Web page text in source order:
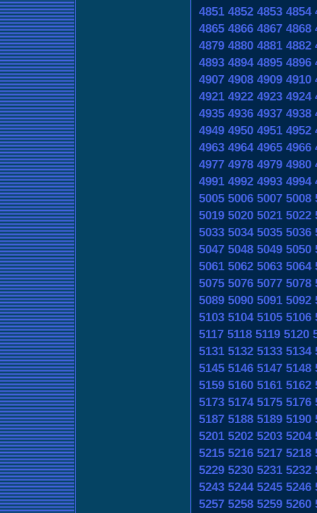
4851 4852 4853 4854
4865 4866 4867 4868
4879 4880 4881 4882
4893 4894 4895 4896
4907 4908 4909 4910
4921 4922 4923 4924
4935 4936 4937 4938
4949 4950 4951 4952
4963 4964 4965 4966
4977 4978 4979 4980
4991 4992 4993 4994
5005 5006 5007 5008
5019 5020 5021 5022
5033 5034 5035 5036
5047 5048 5049 5050
5061 5062 5063 5064
5075 5076 5077 5078
5089 5090 5091 5092
5103 5104 5105 5106
5117 5118 5119 5120
5131 5132 5133 5134
5145 5146 5147 5148
5159 5160 5161 5162
5173 5174 5175 5176
5187 5188 5189 5190
5201 5202 5203 5204
5215 5216 5217 5218
5229 5230 5231 5232
5243 5244 5245 5246
5257 5258 5259 5260